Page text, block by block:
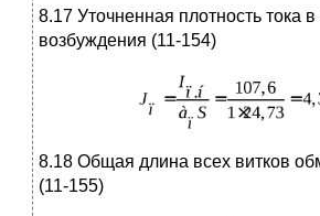
8.17 Уточненная плотность тока
возбуждения (11-154)
8.18 Общая длина всех витков
(11-155)